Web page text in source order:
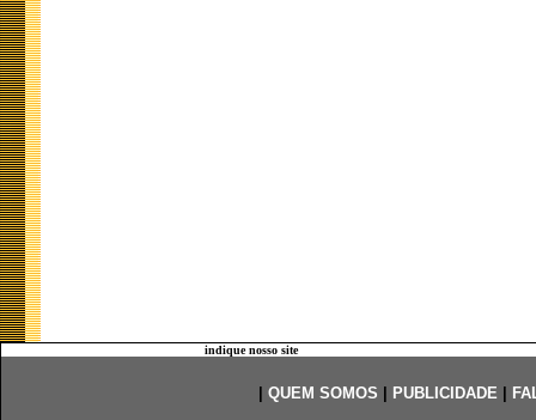
indique nosso site
QUEM SOMOS PUBLICIDADE|